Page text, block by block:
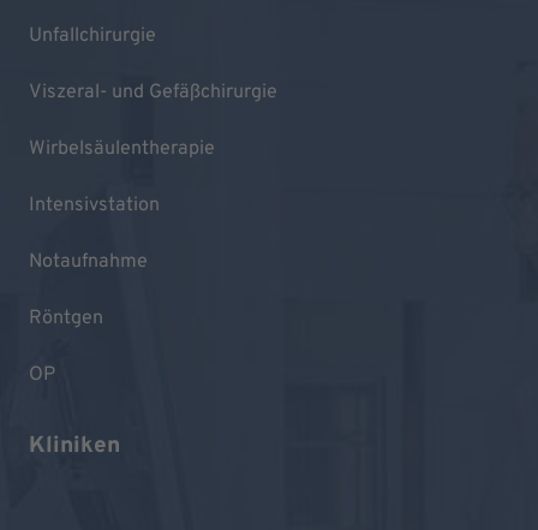
Unfallchirurgie
Viszeral- und Gefäßchirurgie
Wirbelsäulentherapie
Intensivstation
Notaufnahme
Röntgen
OP
Kliniken